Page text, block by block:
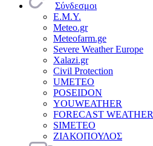
Σύνδεσμοι
Ε.Μ.Υ.
Meteo.gr
Meteofarm.ge
Severe Weather Europe
Xalazi.gr
Civil Protection
UMETEO
POSEIDON
YOUWEATHER
FORECAST WEATHER
SIMETEO
ΖΙΑΚΟΠΟΥΛΟΣ